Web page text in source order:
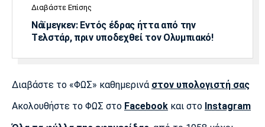
Διαβάστε Επίσης
Νάϊμεγκεν: Εντός έδρας ήττα από την
Tελστάρ, πριν υποδεχθεί τον Ολυμπιακό!
Διαβάστε το «ΦΩΣ» καθημερινά στον υπολογιστή σας
Ακολουθήστε το ΦΩΣ στο Facebook και στο Instagram